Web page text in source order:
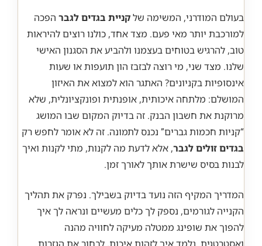
בעולם המודרני, המשימה שלקניית בגדים לגבר הפכה
למורכבת יותר מאי פעם. מצד אחד, כולנו רוצים להיראות
טוב, להרגיש בטוחים בעצמנו ולהביע את הסגנון האישי
שלנו. מצד שני, מי רוצה לבזבז הון תועפות או שעות
אינסופיות בקניונים? האתגר הוא למצוא את האיזון
המושלם: מלתחה איכותית, אופנתית ופונקציונלית, שלא
מרוקנת את חשבון הבנק. זה בדיוק המקום שבו המושג
“קניות חכמות גברים” נכנס לתמונה. זה לא אומר לחפש רק
בגדים זולים לגבר, אלא לדעת מה לקנות, מתי לקנות ואיך
לבנות בסיס שישרת אותך לאורך זמן.
המדריך המקיף הזה נועד בדיוק בשבילך. נפרק את תהליך
הקנייה לגורמים, נספק לך כלים מעשיים ונראה לך איך
להפוך את שופינג ממטלה מעיקה לחוויה מהנה